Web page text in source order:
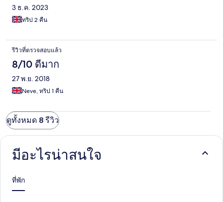
3 ธ.ค. 2023
ทริป 2 คืน
รีวิวที่ตรวจสอบแล้ว
8/10 ดีมาก
27 พ.ย. 2018
Neve, ทริป 1 คืน
ดูทั้งหมด 8 รีวิว
มีอะไรน่าสนใจ
ที่พัก